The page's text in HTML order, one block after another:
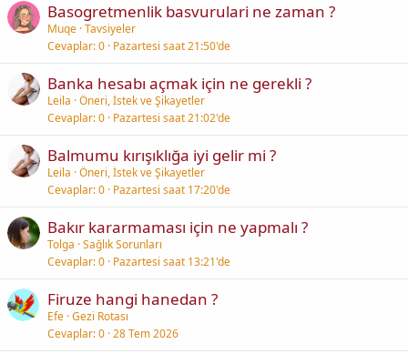
Basogretmenlik basvurulari ne zaman ?
Muqe Tavsiyeler
Cevaplar 0 Pazartesi saat 21:50'de
Banka hesabı açmak için ne gerekli ?
Leila Öneri, İstek ve Şikayetler
Cevaplar 0 Pazartesi saat 21:02'de
Balmumu kırışıklığa iyi gelir mi ?
Leila Öneri, İstek ve Şikayetler
Cevaplar 0 Pazartesi saat 17:20'de
Bakır kararmaması için ne yapmalı ?
Tolga Sağlık Sorunları
Cevaplar 0 Pazartesi saat 13:21'de
Firuze hangi hanedan ?
Efe Gezi Rotası
Cevaplar 0 28 Tem 2026